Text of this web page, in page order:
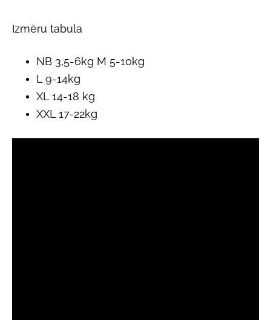
Izmēru tabula
NB 3,5-6kg M 5-10kg
L 9-14kg
XL 14-18 kg
XXL 17-22kg